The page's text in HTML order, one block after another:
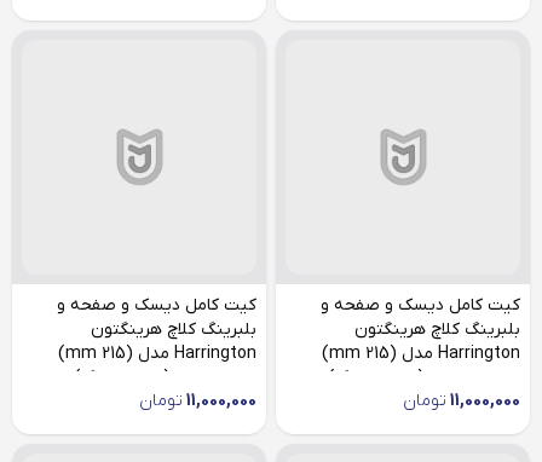
کیت کامل دیسک و صفحه و
بلبرینگ کلاچ هرینگتون
Harrington مدل (215 mm)
مناسب ساینا (صفحه بزرگ)
11,000,000 تومان
کیت کامل دیسک و صفحه و
بلبرینگ کلاچ هرینگتون
Harrington مدل (215 mm)
مناسب تیبا (صفحه بزرگ)
11,000,000 تومان